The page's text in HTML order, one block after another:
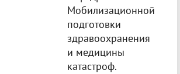
Мобилизационной
подготовки
здравоохранения
и медицины
катастроф.